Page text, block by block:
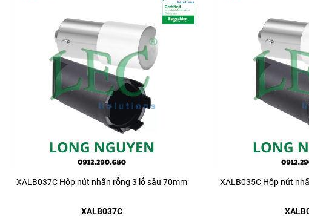
XALB037C Hộp nút nhấn rỗng 3 lỗ sâu 70mm
XALB037C
XALB035C Hộp nút